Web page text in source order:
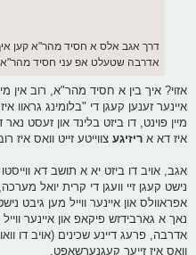
דרך אגב אלס א חסיד מהר"א קען איך
אדרבה שטעלט אפ עני חסיד מהר"א
אזוי? איך בין א חסיד מהר"א, רוב אין
איינער זענען קעגן די "בלומינג גראוו
מיין פוינט, דו ביזט בלינד און זעסט נאר
איז דא א ריזיגע צווייטע זייט וואס איז
נישט קעגן זיי וועגן די קרית יואל
אפראוולס און איינער ווייל מען גיבט
נאך א גארבידזש פיקאפ און איינער
וואס איז זייער קעגנערשאפט.